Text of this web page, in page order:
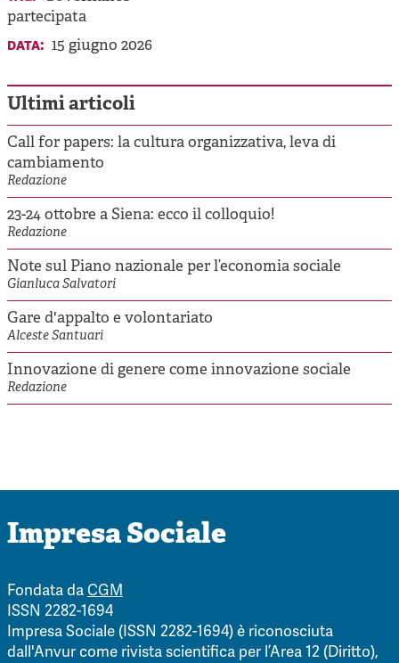
partecipata
data: 15 giugno 2026
Ultimi articoli
Call for papers: la cultura organizzativa, leva di
cambiamento
Redazione
23-24 ottobre a Siena: ecco il colloquio!
Redazione
Note sul Piano nazionale per l’economia sociale
Gianluca Salvatori
Gare d'appalto e volontariato
Alceste Santuari
Innovazione di genere come innovazione sociale
Redazione
Impresa Sociale
Fondata daCGM
ISSN 2282-1694
Impresa Sociale (ISSN 2282-1694) è riconosciuta
dall'Anvur come rivista scientifica per l’Area 12 (Diritto),